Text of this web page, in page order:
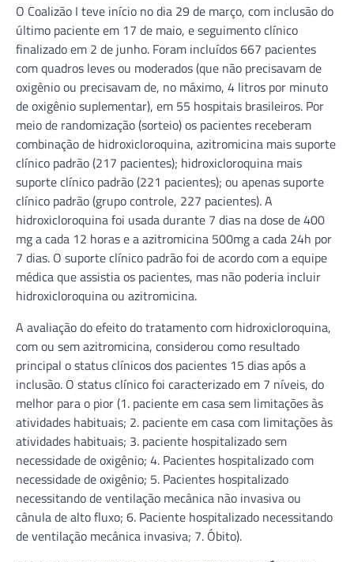
O Coalizão I teve início no dia 29 de março, com inclusão do
último paciente em 17 de maio, e seguimento clínico
finalizado em 2 de junho. Foram incluídos 667 pacientes
com quadros leves ou moderados (que não precisavam de
oxigênio ou precisavam de, no máximo, 4 litros por minuto
de oxigênio suplementar), em 55 hospitais brasileiros. Por
meio de randomização (sorteio) os pacientes receberam
combinação de hidroxicloroquina, azitromicina mais suporte
clínico padrão (217 pacientes); hidroxicloroquina mais
suporte clínico padrão (221 pacientes); ou apenas suporte
clínico padrão (grupo controle, 227 pacientes). A
hidroxicloroquina foi usada durante 7 dias na dose de 400
mg a cada 12 horas e a azitromicina 500mg a cada 24h por
7 dias. O suporte clínico padrão foi de acordo com a equipe
médica que assistia os pacientes, mas não poderia incluir
hidroxicloroquina ou azitromicina.
A avaliação do efeito do tratamento com hidroxicloroquina,
com ou sem azitromicina, considerou como resultado
principal o status clínicos dos pacientes 15 dias após a
inclusão. O status clínico foi caracterizado em 7 níveis, do
melhor para o pior (1. paciente em casa sem limitações às
atividades habituais; 2. paciente em casa com limitações às
atividades habituais; 3. paciente hospitalizado sem
necessidade de oxigênio; 4. Pacientes hospitalizado com
necessidade de oxigênio; 5. Pacientes hospitalizado
necessitando de ventilação mecânica não invasiva ou
cânula de alto fluxo; 6. Paciente hospitalizado necessitando
de ventilação mecânica invasiva; 7. Óbito).